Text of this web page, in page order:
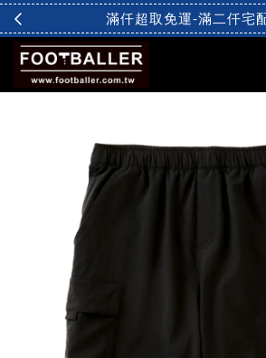
滿仟超取免運-滿二仟宅